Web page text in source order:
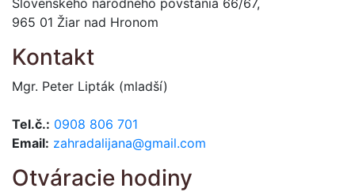
965 01 Žiar nad Hronom
Kontakt
Mgr. Peter Lipták (mladší)
Tel.č.: 0908 806 701
Email: zahradalijana@gmail.com
Otváracie hodiny